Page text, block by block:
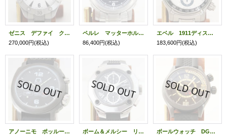
ゼニス デファイ クラシック HMS 銀文字盤
270,000円(税込)
ペルレ マッターホルン No544 グレー文字盤
86,400円(税込)
エベル 1911ディスカバリークロノ E9750L62 銀文字盤
183,600円(税込)
アノーニモ ポッルーチュドラス 2003 オペラメッカナ 黒文字盤
ボーム＆メルシー リビエラＳ マグナム クロノグラフ MOA08755 黒文字盤
ボールウォッチ DG1020A 黒文字盤